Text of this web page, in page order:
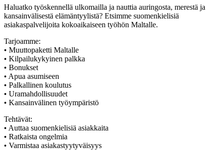
Haluatko työskennellä ulkomailla ja nauttia auringosta, merestä ja
kansainvälisestä elämäntyylistä? Etsimme suomenkielisiä
asiakaspalvelijoita kokoaikaiseen työhön Maltalle.
Tarjoamme:
• Muuttopaketti Maltalle
• Kilpailukykyinen palkka
• Bonukset
• Apua asumiseen
• Palkallinen koulutus
• Uramahdollisuudet
• Kansainvälinen työympäristö
Tehtävät:
• Auttaa suomenkielisiä asiakkaita
• Ratkaista ongelmia
• Varmistaa asiakastyytyväisyys